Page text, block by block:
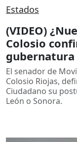
Estados
(VIDEO)
Colosio
gubernatura
El senador de
Colosio Riojas,
Ciudadano su
León o Sonora.